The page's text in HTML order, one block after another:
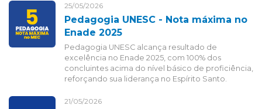
25/05/2026
Pedagogia UNESC - Nota máxima no
Enade 2025
Pedagogia UNESC alcança resultado de
excelência no Enade 2025, com 100% dos
concluintes acima do nível básico de proficiência,
reforçando sua liderança no Espírito Santo.
21/05/2026